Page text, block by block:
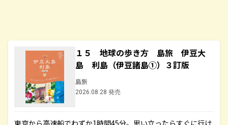
１５ 地球の歩き方 島旅 伊豆大
島 利島（伊豆諸島①）３訂版
島旅
2026.08.28 発売
東京から高速船でわずか1時間45分。思い立ったらすぐに行け